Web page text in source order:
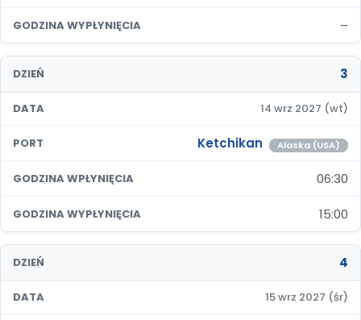
GODZINA WYPŁYNIĘCIA –
DZIEŃ 3
DATA 14 wrz 2027 (wt)
PORT Ketchikan Alaska (USA)
GODZINA WPŁYNIĘCIA 06:30
GODZINA WYPŁYNIĘCIA 15:00
DZIEŃ 4
DATA 15 wrz 2027 (śr)